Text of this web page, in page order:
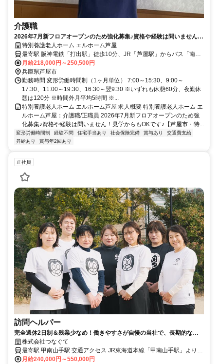
介護職
2026年7月新フロアオープンのため強化募集♪資格や経験は問いません！
見学からもOKです♪【芦屋市・特養・打出駅/芦屋駅・介護職・正職員】
特別養護老人ホーム エルホーム芦屋
最寄駅 阪神電鉄「打出駅」徒歩10分、JR「芦屋駅」からバス「南宮
町西」バス停下車徒歩4分
月給218,000円～250,500円
兵庫県芦屋市
勤務時間 変形労働時間制（1ヶ月単位） 7:00～15:30、9:00～
17:30、11:00～19:30、16:30～翌9:30 ※いずれも休憩60分、夜勤休
憩は120分 ※時間外月平均5時間 ※...
特別養護老人ホーム エルホーム芦屋 求人概要 特別養護老人ホーム エ
ルホーム芦屋：介護職/正職員 2026年7月新フロアオープンのため強
化募集♪資格や経験は問いません！見学からもOKです♪【芦屋市・特...
変形労働時間制 経験不問 住宅手当あり 社会保険完備 賞与あり
交通費支給
昇給あり
賞与年2回あり
正社員
訪問ヘルパー
完全週休2日制＆残業少なめ！働きやすさが自慢の当社で、長期的なキ
ャリアを築いてみませんか？
株式会社つなぐて
最寄駅 甲南山手駅 交通アクセス JR東海道本線「甲南山手駅」より徒
歩7分／車で2分 ※芦屋事業所での勤務です。 ※車通勤OK ※バイク
月給240,000円～550,000円